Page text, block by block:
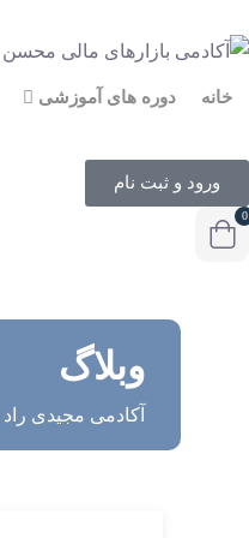
خانه دوره های آموزشی
ورود و ثبت نام
0
وبلاگ
آکادمی مجیدی راد